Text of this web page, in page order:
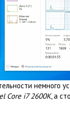
немного
Core i7 2600K, а